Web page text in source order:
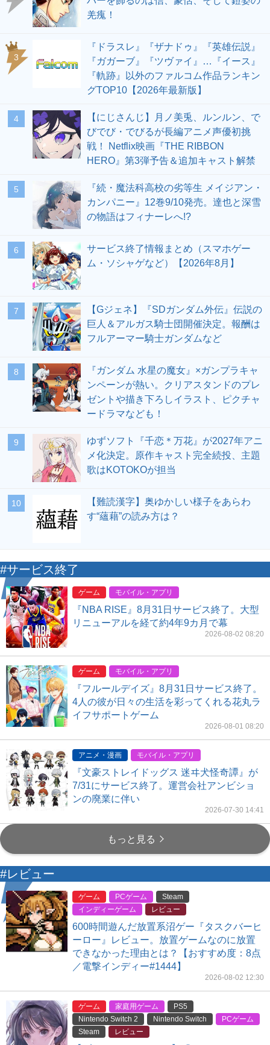
羌瘣！
3
『ドラスレ』『ザナドゥ』『英雄伝説』
『ガガーブ』『ツヴァイ』…『イース』
『軌跡』以外のファルコム作品ランキン
グTOP10【2026年最新版】
4
【にじさんじ】月ノ美兎、ルンルン、で
びでび・でびるが長編アニメ声優初挑
戦！ Netflix映画『THE RIBBON
HERO』第3弾予告＆追加キャスト解禁
5
『続・魔法科高校の劣等生 メイジアン・
カンパニー』12巻9/10発売。達也と深雪
の物語はフィナーレへ!?
6
サービス終了情報まとめ（スマホゲー
ム・ソシャゲなど）【2026年8月】
7
【Gジェネ】『SDガンダム外伝』伝説の
巨人＆アルガス騎士団開催決定。報酬は
フルアーマー騎士ガンダムなど
8
『ガンダム 水星の魔女』×ガンプラキャ
ンペーンが熱い。クリアスタンドのプレ
ゼントや描き下ろしイラスト、ピクチャ
ードラマなども！
9
ゆずソフト『千恋＊万花』が2027年アニ
メ化決定。原作キャスト完全続投、主題
歌はKOTOKOが担当
10
【難読漢字】奥ゆかしい様子をあらわ
す“蘊藉”の読み方は？
#サービス終了
ゲーム モバイル・アプリ
『NBA RISE』8月31日サービス終了。大型
リニューアルを経て約4年9カ月で幕
2026-08-02 08:20
ゲーム モバイル・アプリ
『フルールデイズ』8月31日サービス終了。
4人の彼が日々の生活を彩ってくれる花丸ラ
イフサポートゲーム
2026-08-01 08:20
アニメ・漫画 モバイル・アプリ
『文豪ストレイドッグス 迷ヰ犬怪奇譚』が
7/31にサービス終了。運営会社アンビショ
ンの廃業に伴い
2026-07-30 14:41
もっと見る
#レビュー
ゲーム PCゲーム
Steam
インディーゲーム
レビュー
600時間遊んだ放置系沼ゲー『タスクバーヒ
ーロー』レビュー。放置ゲームなのに放置
できなかった理由とは？【おすすめ度：8点
／電撃インディー#1444】
2026-08-02 12:30
ゲーム 家庭用ゲーム
PS5
Nintendo Switch 2
Nintendo Switch
PCゲーム
Steam
レビュー